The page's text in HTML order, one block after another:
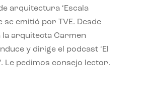
arquitectura ‘Escala
se emitió por TVE. Desde
la arquitecta Carmen
y dirige el podcast ‘El
Le pedimos consejo lector.